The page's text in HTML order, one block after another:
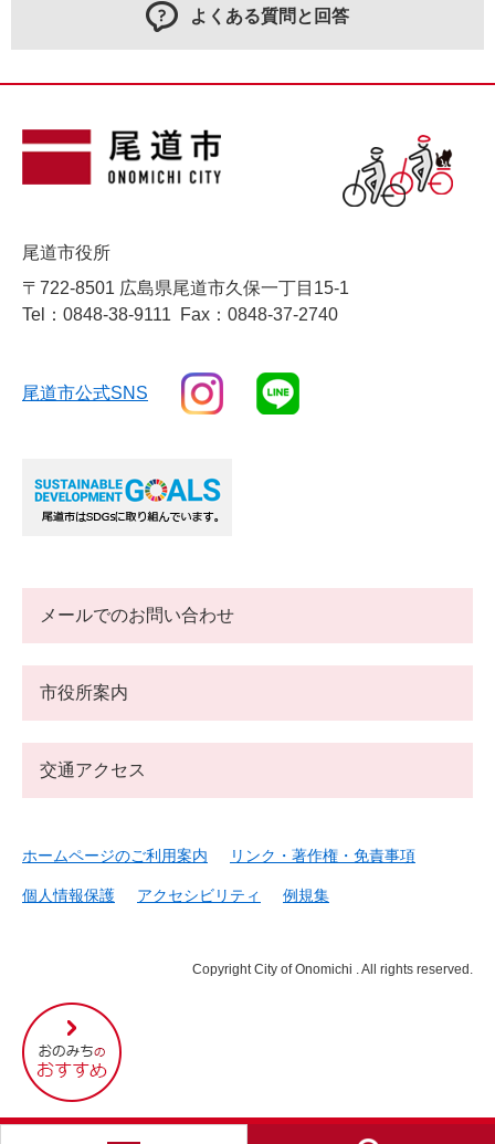
よくある質問と回答
尾
道
市
の
す
尾道市役所
〒722-8501 広島県尾道市久保一丁目15-1
Tel：0848-38-9111
Fax：0848-37-2740
尾道市公式SNS
メールでのお問い合わせ
市役所案内
交通アクセス
ホームページのご利用案内 リンク・著作権・免責事項
個人情報保護 アクセシビリティ 例規集
Copyright City of Onomichi . All rights reserved.